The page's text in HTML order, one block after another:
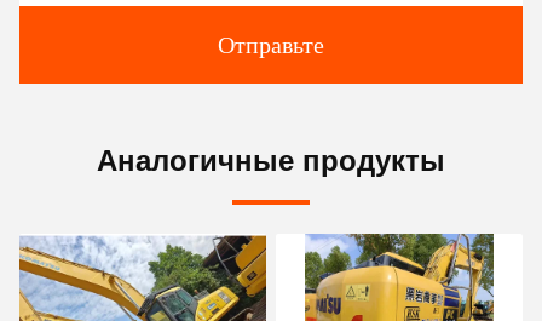
Отправьте
Аналогичные продукты